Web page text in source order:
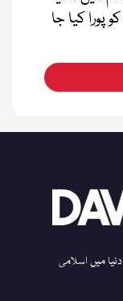
پورا کیا جا
میں اسلامی